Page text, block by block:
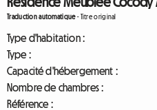
Traduction automatique-Titre original
Type d'habitation :
Type :
Capacité d'hébergement :
Nombre de chambres :
Référence :